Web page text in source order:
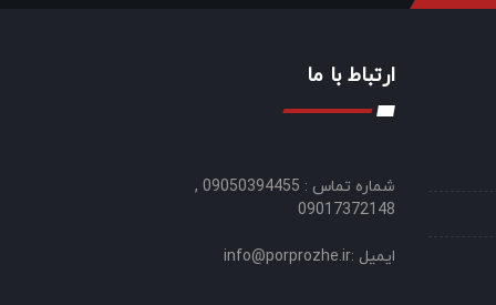
ارتباط با ما
شماره تماس : 09050394455 ,
09017372148
ایمیل :info@porprozhe.ir